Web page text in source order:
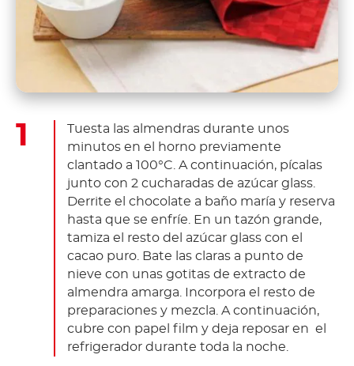
Tuesta las almendras durante unos
minutos en el horno previamente
clantado a 100°C. A continuación, pícalas
junto con 2 cucharadas de azúcar glass.
Derrite el chocolate a baño maría y reserva
hasta que se enfríe. En un tazón grande,
tamiza el resto del azúcar glass con el
cacao puro. Bate las claras a punto de
nieve con unas gotitas de extracto de
almendra amarga. Incorpora el resto de
preparaciones y mezcla. A continuación,
cubre con papel film y deja reposar en el
refrigerador durante toda la noche.